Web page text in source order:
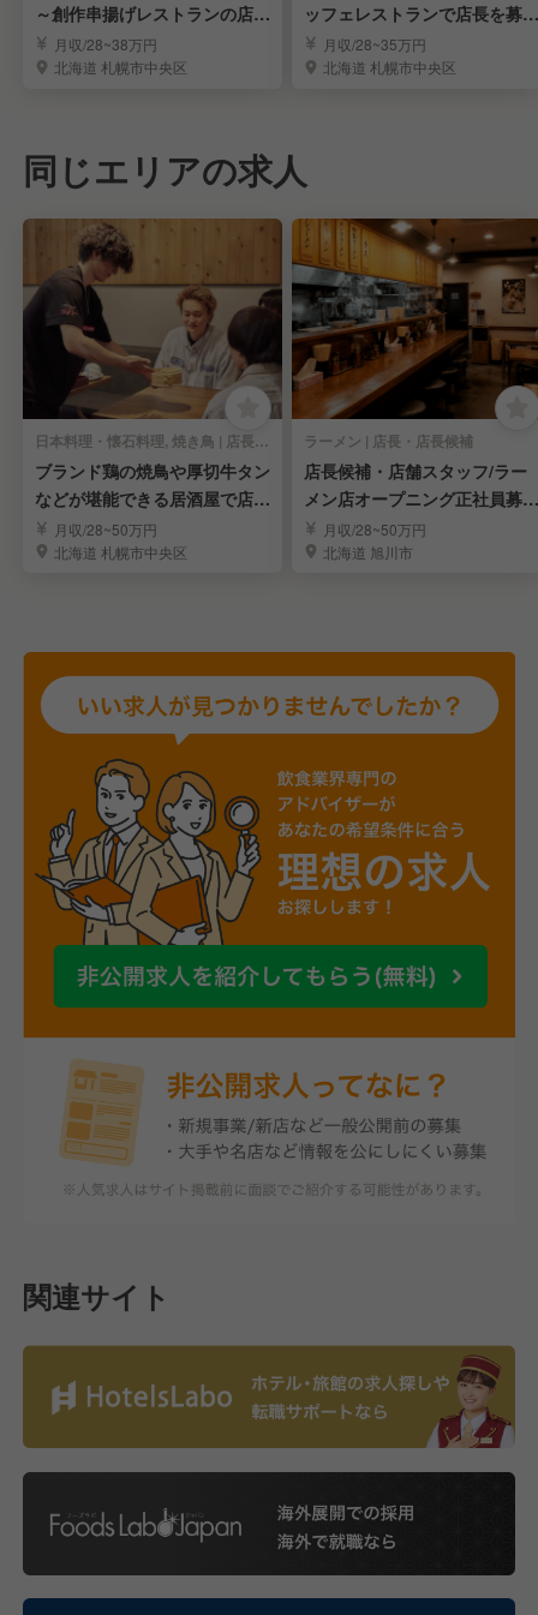
～創作串揚げレストランの店長
候補を募集！
月収/28~38万円
北海道 札幌市中央区
ッフェレストランで店長を募
集！月収/28~35万円
北海道 札幌市中央区
同じエリアの求人
日本料理・懐石料理, 焼き鳥 | 店長・店長候補
ブランド鶏の焼鳥や厚切牛タン
などが堪能できる居酒屋で店
長・店長候補
月収/28~50万円
北海道 札幌市中央区
ラーメン | 店長・店長候補
店長候補・店舗スタッフ/ラー
メン店オープニング正社員募
集！月収/28~50万円
北海道 旭川市
関連サイト